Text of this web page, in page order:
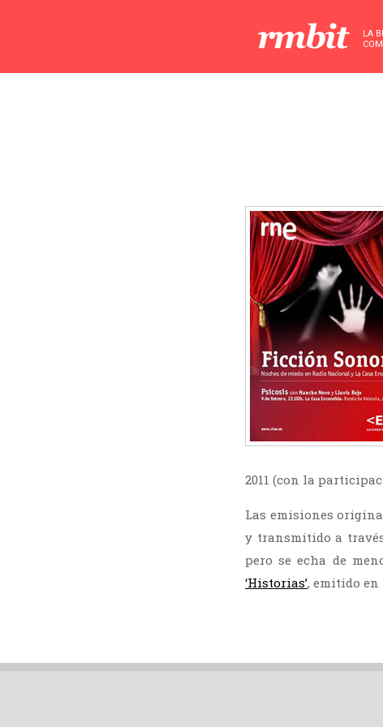
LA
2011 (con la
Las emisiones
y transmitido a
pero se echa de
‘Historias’, emitido en